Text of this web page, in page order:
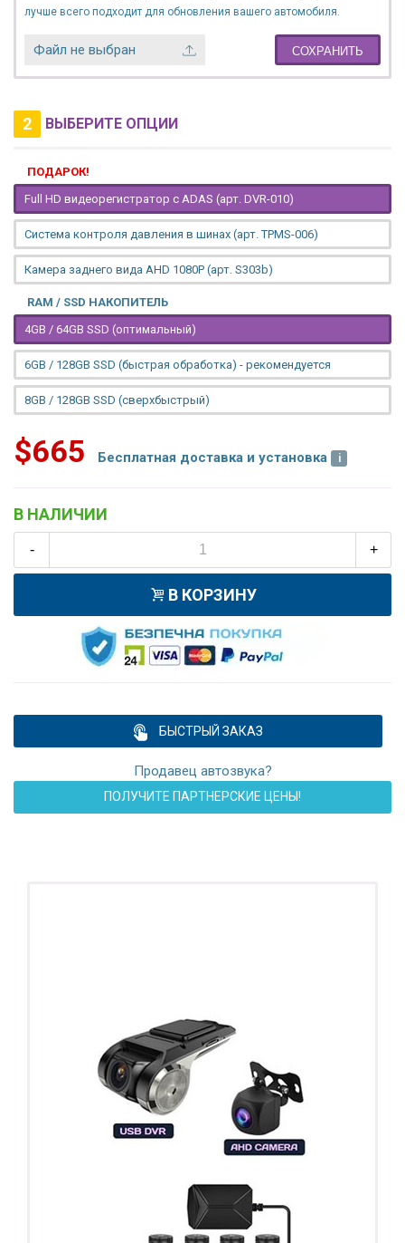
лучше всего подходит для обновления вашего автомобиля.
Файл не выбран СОХРАНИТЬ
2 ВЫБЕРИТЕ ОПЦИИ
ПОДАРОК!
Full HD видеорегистратор с ADAS (арт. DVR-010)
Система контроля давления в шинах (арт. TPMS-006)
Камера заднего вида AHD 1080P (арт. S303b)
RAM / SSD НАКОПИТЕЛЬ
4GB / 64GB SSD (оптимальный)
6GB / 128GB SSD (быстрая обработка) - рекомендуется
8GB / 128GB SSD (сверхбыстрый)
$665 Бесплатная доставка и установка
В НАЛИЧИИ
- +
В КОРЗИНУ
БЫСТРЫЙ ЗАКАЗ
Продавец автозвука?
ПОЛУЧИТЕ ПАРТНЕРСКИЕ ЦЕНЫ!